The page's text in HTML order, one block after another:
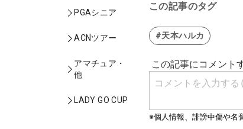
PGAシニア
ACNツアー
アマチュア・
他
LADY GO CUP
この記事のタグ
#天本ハルカ